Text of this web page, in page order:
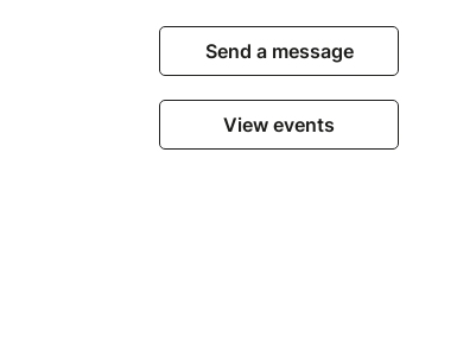
Send a message
View events